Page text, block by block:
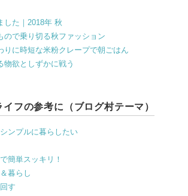
た｜2018年 秋
で乗り切る秋ファッション
に時短な米粉クレープで朝ごはん
欲としずかに戦う
イフの参考に（ブログ村テーマ）
ンプルに暮らしたい
簡単スッキリ！
暮らし
す